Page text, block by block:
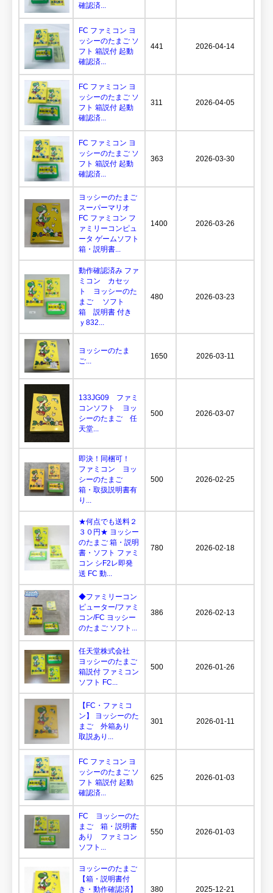
確認済...
FC ファミコン ヨ
ッシーのたまご ソ
フト 箱説付 起動
確認済...
441 2026-04-14
FC ファミコン ヨ
ッシーのたまご ソ
フト 箱説付 起動
確認済...
311 2026-04-05
FC ファミコン ヨ
ッシーのたまご ソ
フト 箱説付 起動
確認済...
363 2026-03-30
ヨッシーのたまご
スーパーマリオ
FC ファミコン フ
ァミリーコンピュ
ータ ゲームソフト
箱・説明書...
1400 2026-03-26
動作確認済み ファ
ミコン カセッ
ト ヨッシーのた
まご ソフト
箱 説明書 付き
ｙ832...
480 2026-03-23
ヨッシーのたま
ご...
1650 2026-03-11
133JG09 ファミ
コンソフト ヨッ
シーのたまご 任
天堂...
500 2026-03-07
即決！同梱可！
ファミコン ヨッ
シーのたまご
箱・取扱説明書有
り...
500 2026-02-25
★何点でも送料２
３０円★ ヨッシー
のたまご 箱・説明
書・ソフト ファミ
コン シF2レ即発
送 FC 動...
780 2026-02-18
◆ファミリーコン
ピューター/ファミ
コン/FC ヨッシー
のたまご ソフト...
386 2026-02-13
任天堂株式会社
ヨッシーのたまご
箱説付 ファミコン
ソフト FC...
500 2026-01-26
【FC・ファミコ
ン】 ヨッシーのた
まご 外箱あり
取説あり...
301 2026-01-11
FC ファミコン ヨ
ッシーのたまご ソ
フト 箱説付 起動
確認済...
625 2026-01-03
FC ヨッシーのた
まご 箱・説明書
あり ファミコン
ソフト...
550 2026-01-03
ヨッシーのたまご
【箱・説明書付
き・動作確認済】
380 2025-12-21